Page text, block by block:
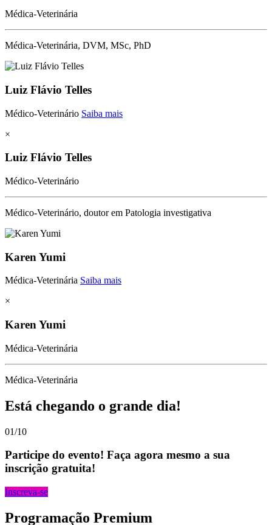
Médica-Veterinária
Médica-Veterinária, DVM, MSc, PhD
Luiz Flávio Telles
Médico-Veterinário Saiba mais
×
Luiz Flávio Telles
Médico-Veterinário
Médico-Veterinário, doutor em Patologia investigativa
Karen Yumi
Médica-Veterinária Saiba mais
×
Karen Yumi
Médica-Veterinária
Médica-Veterinária
Está chegando o grande dia!
01/10
Participe do evento! Faça agora mesmo a sua
inscrição gratuita!
Inscreva-se
Programação Premium